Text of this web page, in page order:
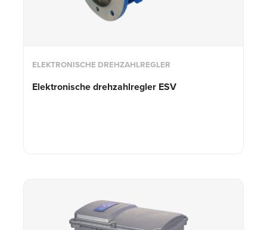
ELEKTRONISCHE DREHZAHLREGLER
Elektronische drehzahlregler ESV